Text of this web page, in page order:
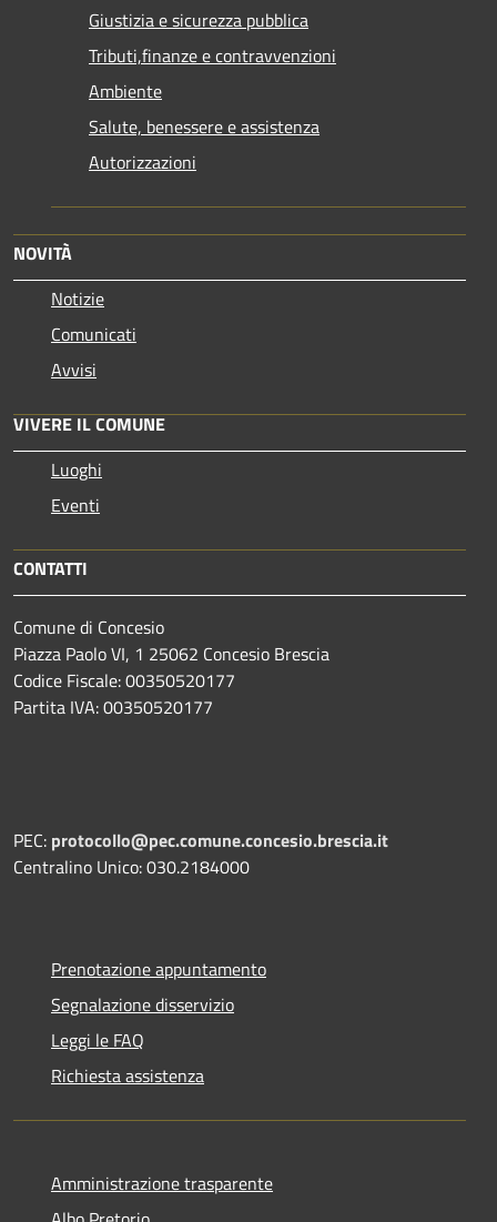
Giustizia e sicurezza pubblica
Tributi,finanze e contravvenzioni
Ambiente
Salute, benessere e assistenza
Autorizzazioni
NOVITÀ
Notizie
Comunicati
Avvisi
VIVERE IL COMUNE
Luoghi
Eventi
CONTATTI
Comune di Concesio
Piazza Paolo VI, 1 25062 Concesio Brescia
Codice Fiscale: 00350520177
Partita IVA: 00350520177
PEC: protocollo@pec.comune.concesio.brescia.it
Centralino Unico: 030.2184000
Prenotazione appuntamento
Segnalazione disservizio
Leggi le FAQ
Richiesta assistenza
Amministrazione trasparente